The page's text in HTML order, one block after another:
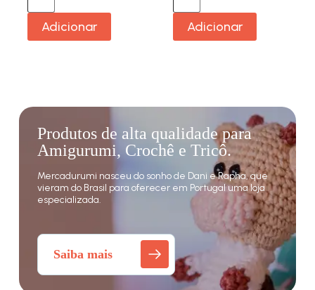
Adicionar Adicionar
Produtos de alta qualidade para
Amigurumi, Crochê e Tricô.
Mercadurumi nasceu do sonho de Dani e Rapha, que
vieram do Brasil para oferecer em Portugal uma loja
especializada.
Saiba mais